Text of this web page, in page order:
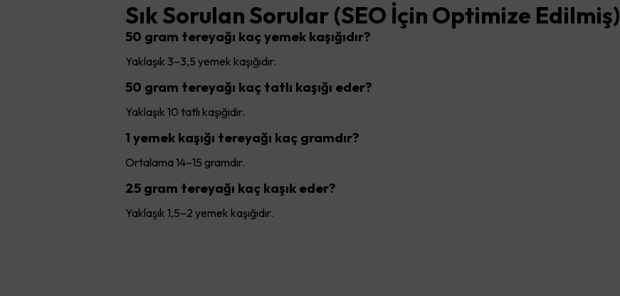
Sık Sorulan Sorular (SEO İçin Optimize Edilmiş)
50 gram tereyağı kaç yemek kaşığıdır?
Yaklaşık 3–3,5 yemek kaşığıdır.
50 gram tereyağı kaç tatlı kaşığı eder?
Yaklaşık 10 tatlı kaşığıdır.
1 yemek kaşığı tereyağı kaç gramdır?
Ortalama 14–15 gramdır.
25 gram tereyağı kaç kaşık eder?
Yaklaşık 1,5–2 yemek kaşığıdır.